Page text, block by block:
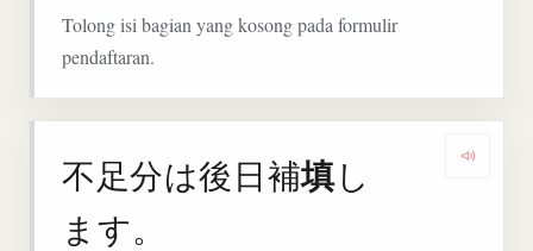
Tolong isi bagian yang kosong pada formulir
pendaftaran.
不足分は後日補填し
ます。